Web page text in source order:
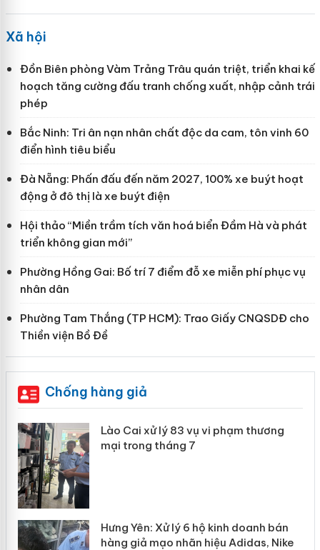
Xã hội
Đồn Biên phòng Vàm Trảng Trâu quán triệt, triển khai kế
hoạch tăng cường đấu tranh chống xuất, nhập cảnh trái
phép
Bắc Ninh: Tri ân nạn nhân chất độc da cam, tôn vinh 60
điển hình tiêu biểu
Đà Nẵng: Phấn đấu đến năm 2027, 100% xe buýt hoạt
động ở đô thị là xe buýt điện
Hội thảo “Miền trầm tích văn hoá biển Đầm Hà và phát
triển không gian mới”
Phường Hồng Gai: Bố trí 7 điểm đỗ xe miễn phí phục vụ
nhân dân
Phường Tam Thắng (TP HCM): Trao Giấy CNQSDĐ cho
Thiền viện Bồ Đề
Chống hàng giả
Lào Cai xử lý 83 vụ vi phạm thương
mại trong tháng 7
Hưng Yên: Xử lý 6 hộ kinh doanh bán
hàng giả mạo nhãn hiệu Adidas, Nike